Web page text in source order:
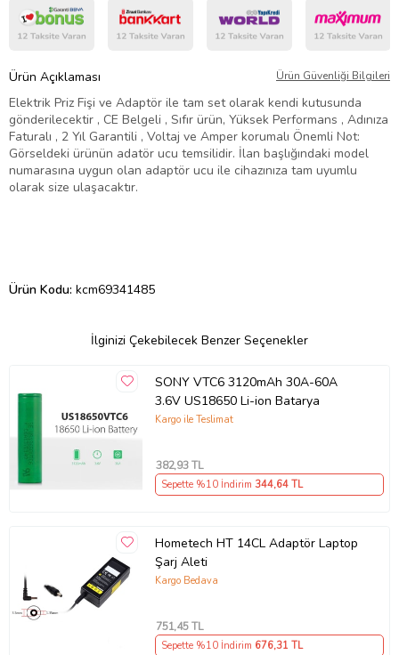
Ürün Açıklaması Ürün Güvenliği Bilgileri
Elektrik Priz Fişi ve Adaptör ile tam set olarak kendi kutusunda
gönderilecektir , CE Belgeli , Sıfır ürün, Yüksek Performans , Adınıza
Faturalı , 2 Yıl Garantili , Voltaj ve Amper korumalı Önemli Not:
Görseldeki ürünün adatör ucu temsilidir. İlan başlığındaki model
numarasına uygun olan adaptör ucu ile cihazınıza tam uyumlu
olarak size ulaşacaktır.
Ürün Kodu: kcm69341485
İlginizi Çekebilecek Benzer Seçenekler
SONY VTC6 3120mAh 30A-60A
3.6V US18650 Li-ion Batarya
Kargo ile Teslimat
382,93 TL
Sepette %10 İndirim 344,64 TL
Hometech HT 14CL Adaptör Laptop
Şarj Aleti
Kargo Bedava
751,45 TL
Sepette %10 İndirim 676,31 TL